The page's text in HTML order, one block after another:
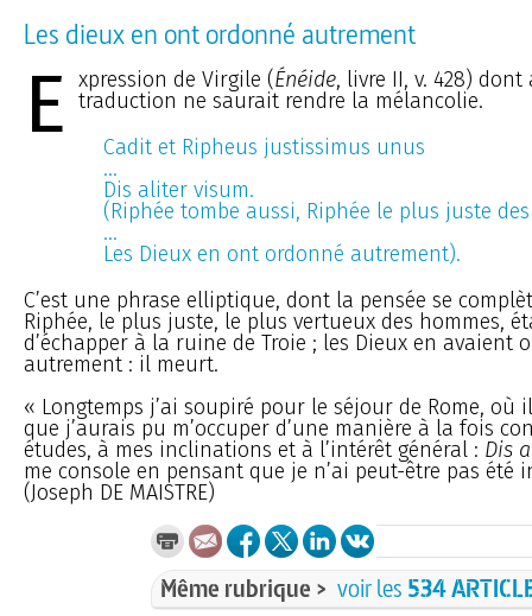
Les dieux en ont ordonné autrement
E xpression de Virgile (Énéide, livre II, v. 428) dont
traduction ne saurait rendre la mélancolie.
Cadit et Ripheus justissimus unus
...
Dis aliter visum.
(Riphée tombe aussi, Riphée le plus juste
...
Les Dieux en ont ordonné autrement).
C’est une phrase elliptique, dont la pensée se
Riphée, le plus juste, le plus vertueux des hommes,
d’échapper à la ruine de Troie ; les Dieux en avaient
autrement : il meurt.
« Longtemps j’ai soupiré pour le séjour de Rome, où
que j’aurais pu m’occuper d’une manière à la fois
études, à mes inclinations et à l’intérêt général : Dis
me console en pensant que je n’ai peut-être pas été
(Joseph DE MAISTRE)
Même rubrique > voir les 534